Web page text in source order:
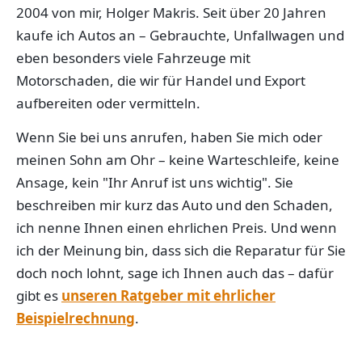
2004 von mir, Holger Makris. Seit über 20 Jahren
kaufe ich Autos an – Gebrauchte, Unfallwagen und
eben besonders viele Fahrzeuge mit
Motorschaden, die wir für Handel und Export
aufbereiten oder vermitteln.
Wenn Sie bei uns anrufen, haben Sie mich oder
meinen Sohn am Ohr – keine Warteschleife, keine
Ansage, kein "Ihr Anruf ist uns wichtig". Sie
beschreiben mir kurz das Auto und den Schaden,
ich nenne Ihnen einen ehrlichen Preis. Und wenn
ich der Meinung bin, dass sich die Reparatur für Sie
doch noch lohnt, sage ich Ihnen auch das – dafür
gibt es unseren Ratgeber mit ehrlicher
Beispielrechnung.